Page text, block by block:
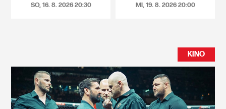
SO, 16. 8. 202620:30 MI, 19. 8. 202620:00
KINO